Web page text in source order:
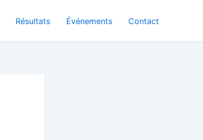
Résultats Événements Contact